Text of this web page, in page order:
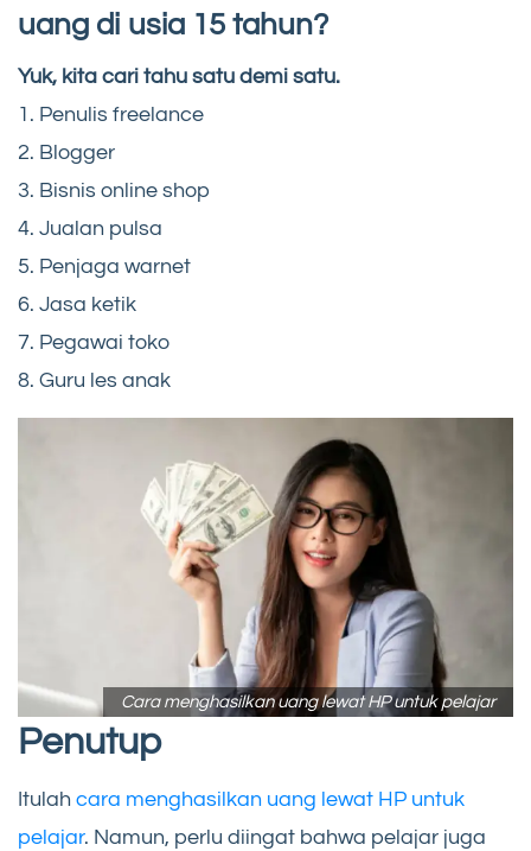
uang di usia 15 tahun?
Yuk, kita cari tahu satu demi satu.
1. Penulis freelance
2. Blogger
3. Bisnis online shop
4. Jualan pulsa
5. Penjaga warnet
6. Jasa ketik
7. Pegawai toko
8. Guru les anak
Cara menghasilkan uang lewat HP untuk pelajar
Penutup
Itulah cara menghasilkan uang lewat HP untuk
pelajar. Namun, perlu diingat bahwa pelajar juga